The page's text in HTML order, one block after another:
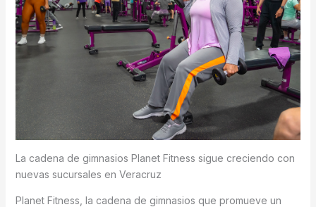
La cadena de gimnasios Planet Fitness sigue creciendo con
nuevas sucursales en Veracruz
Planet Fitness, la cadena de gimnasios que promueve un